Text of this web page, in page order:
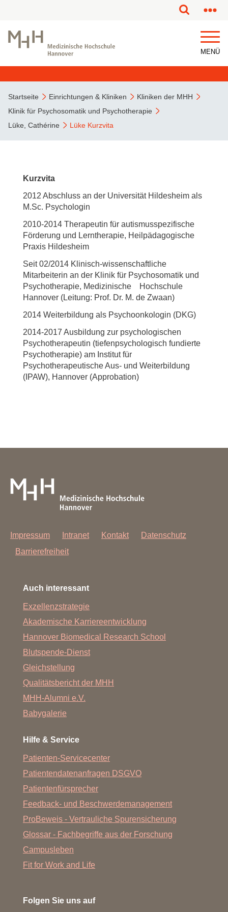
MENÜ
Startseite Einrichtungen & Kliniken
Kliniken der MHH
Klinik für Psychosomatik und Psychotherapie
Lüke, Cathérine
Lüke Kurzvita
Kurzvita
2012 Abschluss an der Universität Hildesheim als
M.Sc. Psychologin
2010-2014 Therapeutin für autismusspezifische
Förderung und Lerntherapie, Heilpädagogische
Praxis Hildesheim
Seit 02/2014 Klinisch-wissenschaftliche
Mitarbeiterin an der Klinik für Psychosomatik und
Psychotherapie, Medizinische Hochschule
Hannover (Leitung: Prof. Dr. M. de Zwaan)
2014 Weiterbildung als Psychoonkologin (DKG)
2014-2017 Ausbildung zur psychologischen
Psychotherapeutin (tiefenpsychologisch fundierte
Psychotherapie) am Institut für
Psychotherapeutische Aus- und Weiterbildung
(IPAW), Hannover (Approbation)
Impressum Intranet Kontakt
Datenschutz
Barrierefreiheit
Auch interessant
Exzellenzstrategie
Akademische Karriereentwicklung
Hannover Biomedical Research School
Blutspende-Dienst
Gleichstellung
Qualitätsbericht der MHH
MHH-Alumni e.V.
Babygalerie
Hilfe & Service
Patienten-Servicecenter
Patientendatenanfragen DSGVO
Patientenfürsprecher
Feedback- und Beschwerdemanagement
ProBeweis - Vertrauliche Spurensicherung
Glossar - Fachbegriffe aus der Forschung
Campusleben
Fit for Work and Life
Folgen Sie uns auf